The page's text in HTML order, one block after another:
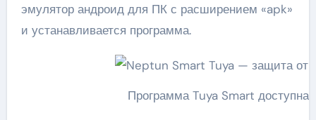
эмулятор андроид для ПК с расширением «apk»
и устанавливается программа.
Программа Tuya Smart доступна